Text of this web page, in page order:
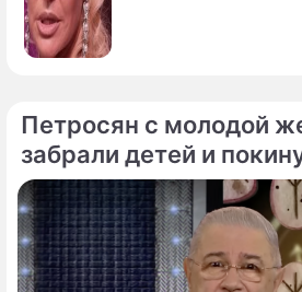
Петросян с молодой
забрали детей и